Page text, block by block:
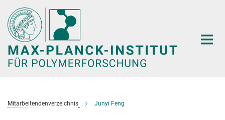
Hauptinhalt
Mitarbeitendenverzeichnis Junyi Feng